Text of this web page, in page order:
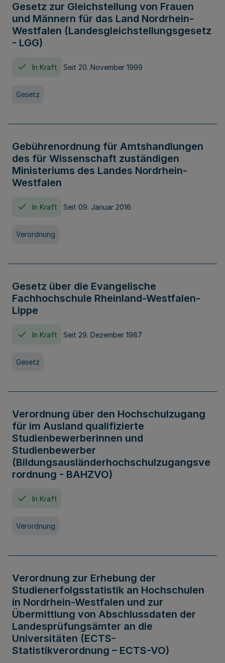
Gesetz zur Gleichstellung von Frauen
und Männern für das Land Nordrhein-
Westfalen (Landesgleichstellungsgesetz
- LGG)
In Kraft Seit 20. November 1999
Gesetz
Gebührenordnung für Amtshandlungen
des für Wissenschaft zuständigen
Ministeriums des Landes Nordrhein-
Westfalen
In Kraft Seit 09. Januar 2016
Verordnung
Gesetz über die Evangelische
Fachhochschule Rheinland-Westfalen-
Lippe
In Kraft Seit 29. Dezember 1987
Gesetz
Verordnung über den Hochschulzugang
für im Ausland qualifizierte
Studienbewerberinnen und
Studienbewerber
(Bildungsausländerhochschulzugangsve
rordnung - BAHZVO)
In Kraft
Verordnung
Verordnung zur Erhebung der
Studienerfolgsstatistik an Hochschulen
in Nordrhein-Westfalen und zur
Übermittlung von Abschlussdaten der
Landesprüfungsämter an die
Universitäten (ECTS-
Statistikverordnung – ECTS-VO)